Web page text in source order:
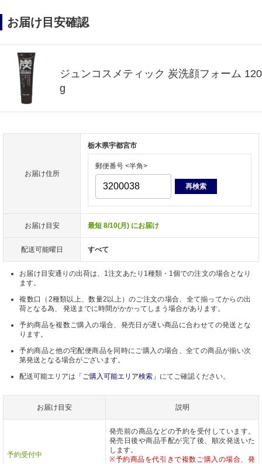
お届け目安確認
ジュンコスメティック 炭洗顔フォーム 120
g
お届け住所
栃木県宇都宮市
郵便番号 <半角>
再検索
お届け目安 最短 8/10(月) にお届け
配送可能曜日 すべて
お届け目安通りの出荷は、1注文あたり1種類・1個での注文の場合となり
ます。
複数口（2種類以上、数量2以上）のご注文の場合、全て揃ってからの出
荷となる為、 発送までに時間がかかってしまう場合があります。
予約商品を複数ご購入の場合、発売日が遅い商品に合わせての発送とな
ります。
予約商品と他の宅配便商品を同時にご購入の場合、全ての商品が揃い次
第発送となる場合がございます。
配送可能エリアは 「ご購入可能エリア検索」 にてご確認ください。
お届け目安 説明
予約受付中
発売前の商品などの予約を受付しています。
発売日後や商品手配が完了後、順次発送いた
します。
※予約商品を代引きで複数ご購入の場合、発